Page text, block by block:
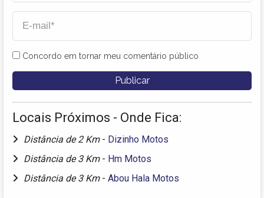
Concordo em tornar meu comentário público
Locais Próximos - Onde Fica:
Distância de 2 Km - Dizinho Motos
Distância de 3 Km - Hm Motos
Distância de 3 Km - Abou Hala Motos